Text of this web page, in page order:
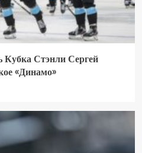
Кубка Стэнли Сергей
«Динамо»